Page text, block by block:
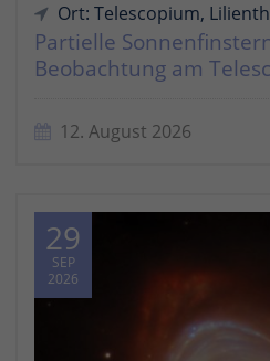
Ort: Telescopium,
Partielle
Beobachtung am
12. August 2026
29
SEP
2026